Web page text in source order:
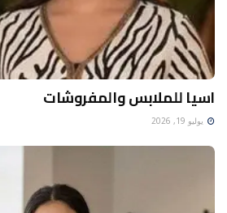
اسيا للملابس والمفروشات
يوليو 19, 2026